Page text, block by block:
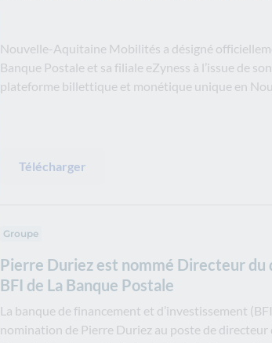
Nouvelle-Aquitaine Mobilités a désigné
Banque Postale et sa filiale eZyness à l’issue de
plateforme billettique et monétique unique en
Télécharger
Groupe
Pierre Duriez est nommé Directeur du
BFI de La Banque Postale
La banque de financement et d’investissement
nomination de Pierre Duriez au poste de